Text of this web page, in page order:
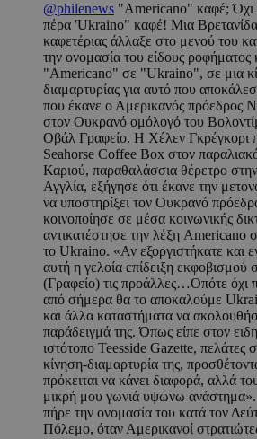
@philenews "Americano" καφέ; Όχι
πέρα 'Ukraino" καφέ! Μια Βρετανίδα
καφετέριας άλλαξε στο μενού του
την ονομασία του είδους ροφήματος
"Americano" σε "Ukraino", σε μια
διαμαρτυρίας για αυτό που
που έκανε ο Αμερικανός πρόεδρος
στον Ουκρανό ομόλογό του
Οβάλ Γραφείο. Η Χέλεν Γκρέγκορι
Seahorse Coffee Box στον
Καριού, παραθαλάσσια θέρετρο
Αγγλία, εξήγησε ότι έκανε την
να υποστηρίξει τον Ουκρανό
κοινοποίησε σε μέσα κοινωνικής
αντικατέστησε την λέξη Americano
το Ukraino. «Αν εξοργιστήκατε και
αυτή η γελοία επίδειξη εκφοβισμού
(Γραφείο) τις προάλλες…Οπότε όχι
από σήμερα θα το αποκαλούμε
και άλλα καταστήματα να
παράδειγμά της. Όπως είπε στον
ιστότοπο Teesside Gazette, πελάτες
κίνηση-διαμαρτυρία της,
πρόκειται να κάνει διαφορά, αλλά
μικρή μου γωνιά υψώνω
πήρε την ονομασία του κατά τον
Πόλεμο, όταν Αμερικανοί